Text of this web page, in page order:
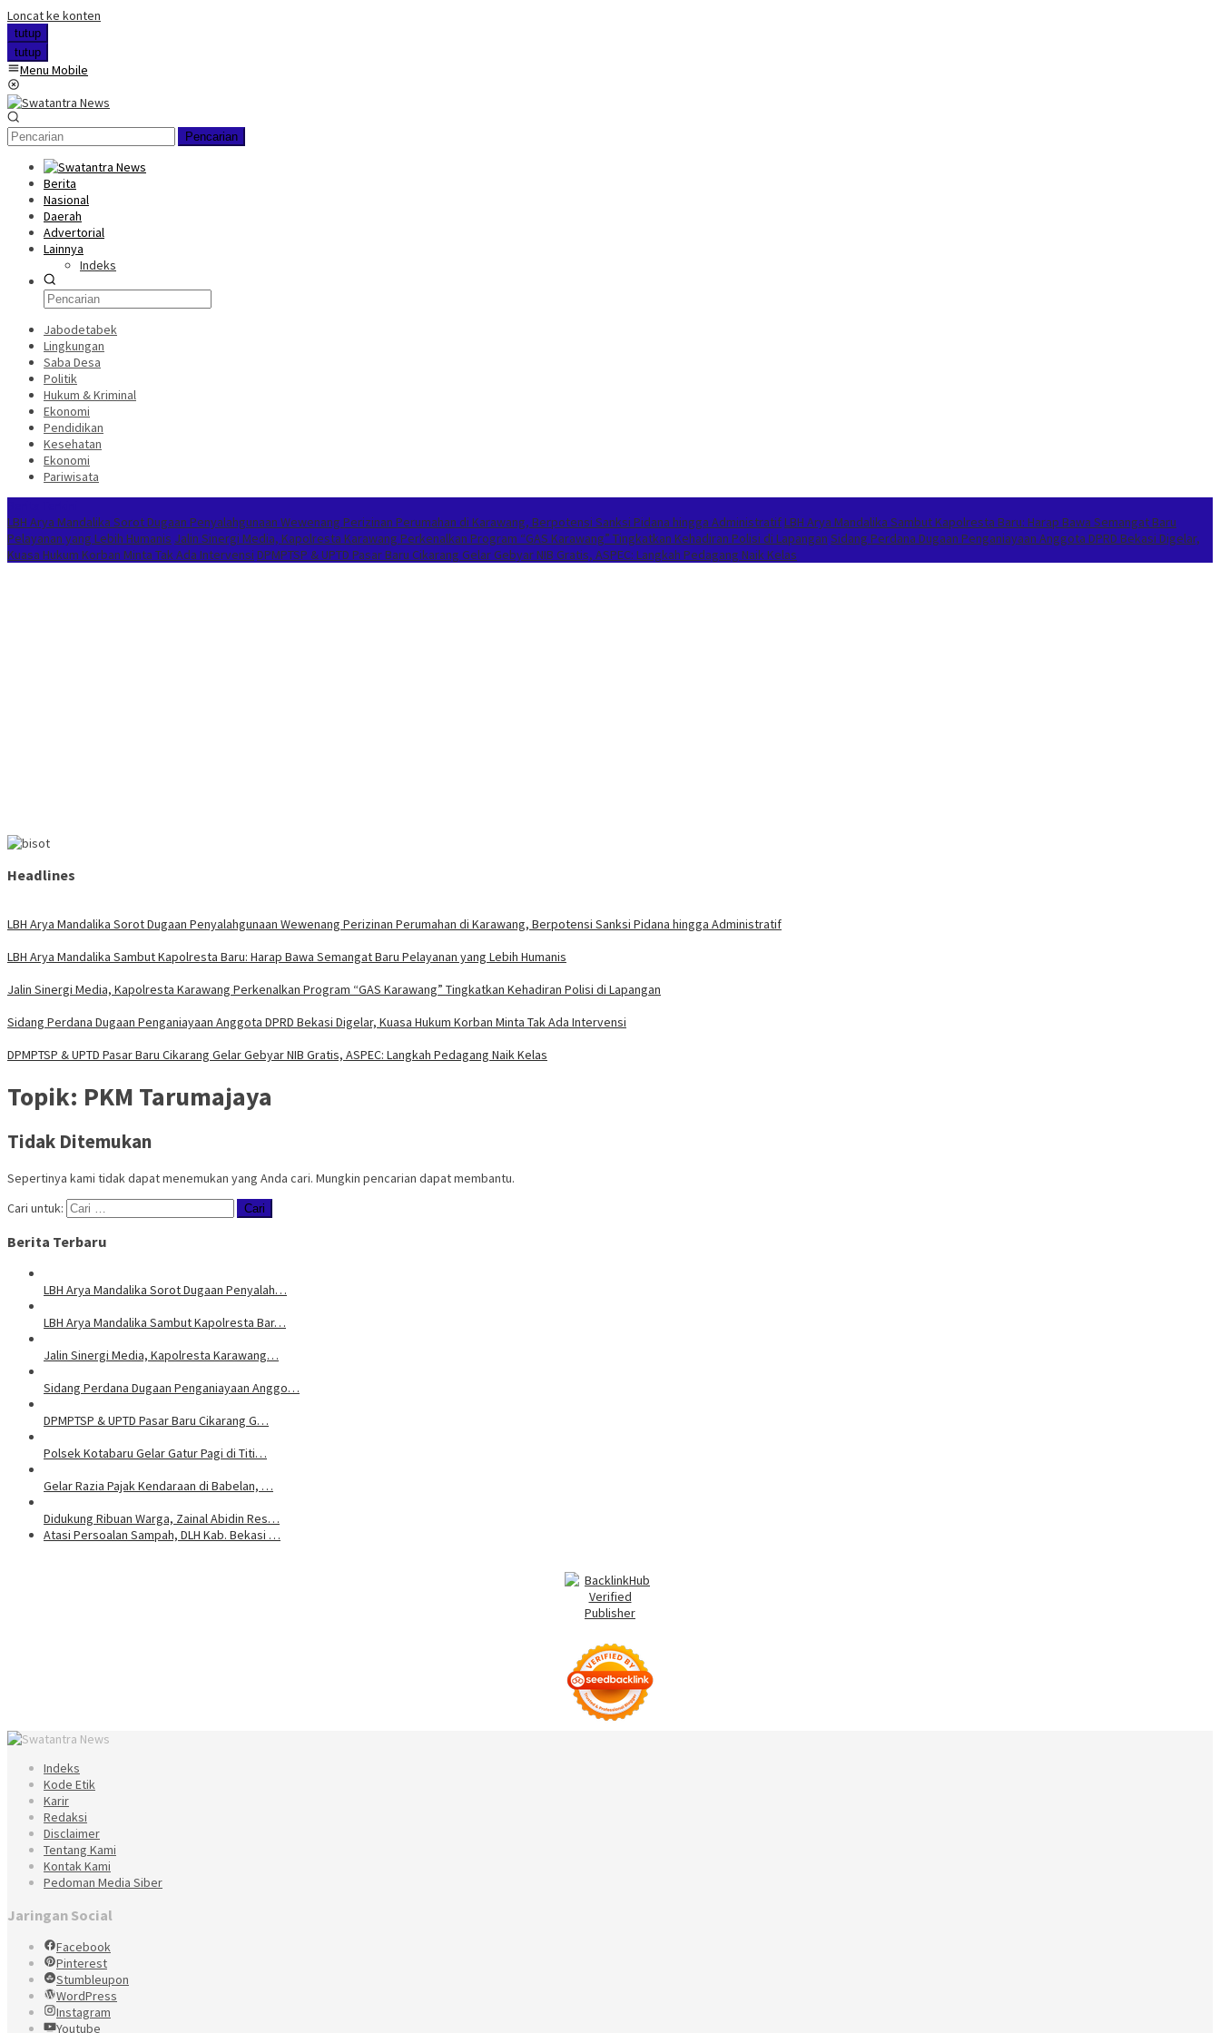
Loncat ke konten
tutup
tutup
Menu Mobile
Pencarian
Berita
Nasional
Daerah
Advertorial
Lainnya
Indeks
Jabodetabek
Lingkungan
Saba Desa
Politik
Hukum & Kriminal
Ekonomi
Pendidikan
Kesehatan
Ekonomi
Pariwisata
LBH Arya Mandalika Sorot Dugaan Penyalahgunaan Wewenang Perizinan Perumahan di Karawang, Berpotensi Sanksi Pidana hingga Administratif LBH Arya Mandalika Sambut Kapolresta Baru: Harap Bawa Semangat Baru
Pelayanan yang Lebih Humanis Jalin Sinergi Media, Kapolresta Karawang Perkenalkan Program “GAS Karawang” Tingkatkan Kehadiran Polisi di Lapangan Sidang Perdana Dugaan Penganiayaan Anggota DPRD Bekasi Digelar,
Kuasa Hukum Korban Minta Tak Ada Intervensi DPMPTSP & UPTD Pasar Baru Cikarang Gelar Gebyar NIB Gratis, ASPEC: Langkah Pedagang Naik Kelas
Headlines
LBH Arya Mandalika Sorot Dugaan Penyalahgunaan Wewenang Perizinan Perumahan di Karawang, Berpotensi Sanksi Pidana hingga Administratif
LBH Arya Mandalika Sambut Kapolresta Baru: Harap Bawa Semangat Baru Pelayanan yang Lebih Humanis
Jalin Sinergi Media, Kapolresta Karawang Perkenalkan Program “GAS Karawang” Tingkatkan Kehadiran Polisi di Lapangan
Sidang Perdana Dugaan Penganiayaan Anggota DPRD Bekasi Digelar, Kuasa Hukum Korban Minta Tak Ada Intervensi
DPMPTSP & UPTD Pasar Baru Cikarang Gelar Gebyar NIB Gratis, ASPEC: Langkah Pedagang Naik Kelas
Topik: PKM Tarumajaya
Tidak Ditemukan
Sepertinya kami tidak dapat menemukan yang Anda cari. Mungkin pencarian dapat membantu.
Cari untuk:
Berita Terbaru
LBH Arya Mandalika Sorot Dugaan Penyalah…
LBH Arya Mandalika Sambut Kapolresta Bar…
Jalin Sinergi Media, Kapolresta Karawang…
Sidang Perdana Dugaan Penganiayaan Anggo…
DPMPTSP & UPTD Pasar Baru Cikarang G…
Polsek Kotabaru Gelar Gatur Pagi di Titi…
Gelar Razia Pajak Kendaraan di Babelan, …
Didukung Ribuan Warga, Zainal Abidin Res…
Atasi Persoalan Sampah, DLH Kab. Bekasi …
Indeks
Kode Etik
Karir
Redaksi
Disclaimer
Tentang Kami
Kontak Kami
Pedoman Media Siber
Jaringan Social
Facebook
Pinterest
Stumbleupon
WordPress
Instagram
Youtube